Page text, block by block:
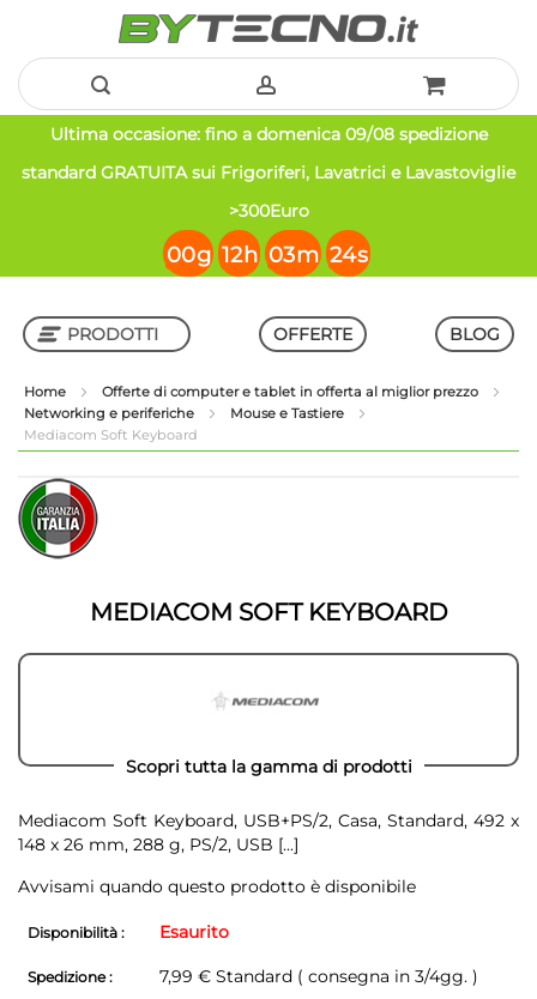
Salta
al
Ultima occasione: fino a domenica 09/08 spedizione
standard GRATUITA sui Frigoriferi, Lavatrici e Lavastoviglie
>300Euro
00g 12h 03m 24s
PRODOTTI
Shop in Shop
OFFERTE BLOG
Home
Offerte di computer e tablet in offerta al miglior prezzo
Networking e periferiche
Mouse e Tastiere
Mediacom Soft Keyboard
Vai
alla
fine
della
Vai
all'inizio
della
galleria
immaginiMEDIACOM SOFT KEYBOARD
Scopri tutta la gamma di prodotti
Mediacom Soft Keyboard, USB+PS/2, Casa, Standard, 492 x
148 x 26 mm, 288 g, PS/2, USB [...]
Avvisami quando questo prodotto è disponibile
Disponibilità : Esaurito
Spedizione : 7,99 € Standard ( consegna in 3/4gg. )